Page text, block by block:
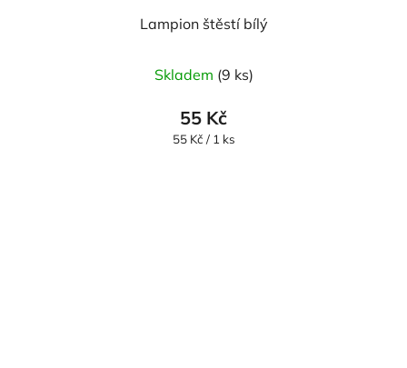
Lampion štěstí bílý
Skladem (9 ks)
55 Kč
Měrná
55 Kč / 1 ks